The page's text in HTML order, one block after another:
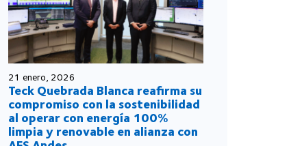
21 enero, 2026
Teck Quebrada Blanca reafirma su
compromiso con la sostenibilidad
al operar con energía 100%
limpia y renovable en alianza con